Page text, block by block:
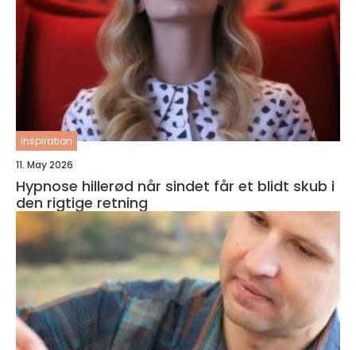
inspiration
11. May 2026
Hypnose hillerød når sindet får et blidt skub i
den rigtige retning